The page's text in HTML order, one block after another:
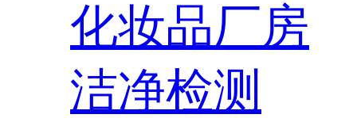
化妆品厂房
洁净检测